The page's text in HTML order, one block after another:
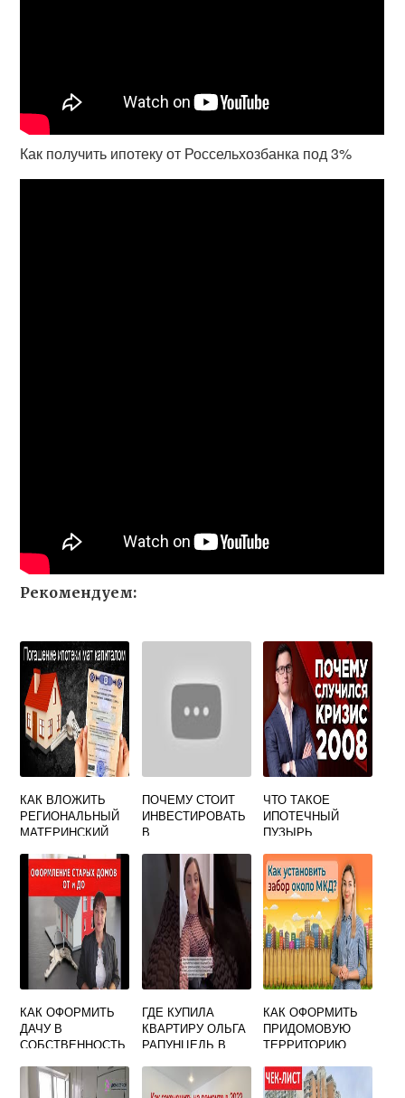
Как получить ипотеку от Россельхозбанка под 3%
Рекомендуем:
КАК ВЛОЖИТЬ
РЕГИОНАЛЬНЫЙ
МАТЕРИНСКИЙ
ИПОТЕКУ
ПОЧЕМУ СТОИТ
ИНВЕСТИРОВАТЬ
В
ЧТО ТАКОЕ
ИПОТЕЧНЫЙ
ПУЗЫРЬ
СЛОВАМИ
КАК ОФОРМИТЬ
ДАЧУ В
СОБСТВЕННОСТЬ
ГДЕ КУПИЛА
КВАРТИРУ ОЛЬГА
РАПУНЦЕЛЬ В
КАК ОФОРМИТЬ
ПРИДОМОВУЮ
ТЕРРИТОРИЮ
ОГО ДОМА В
СОБСТВЕННОСТЬ